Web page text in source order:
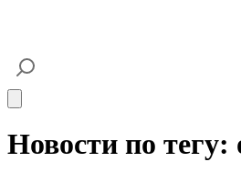
Новости по тегу: